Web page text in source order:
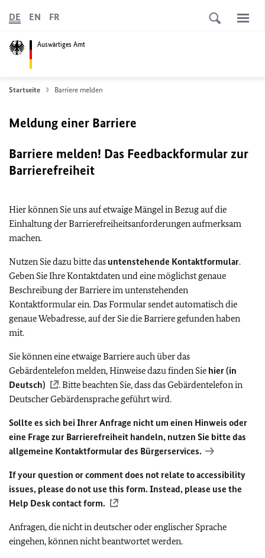
Auswärtiges Amt
DE EN FR
Startseite Barriere melden
Meldung einer Barriere
Barriere melden! Das Feedbackformular zur
Barrierefreiheit
Hier können Sie uns auf etwaige Mängel in Bezug auf die
Einhaltung der Barrierefreiheitsanforderungen aufmerksam
machen.
Nutzen Sie dazu bitte das untenstehende Kontaktformular.
Geben Sie Ihre Kontaktdaten und eine möglichst genaue
Beschreibung der Barriere im untenstehenden
Kontaktformular ein. Das Formular sendet automatisch die
genaue Webadresse, auf der Sie die Barriere gefunden haben
mit.
Sie können eine etwaige Barriere auch über das
Gebärdentelefon melden, Hinweise dazu finden Sie hier (in
Deutsch)
. Bitte beachten Sie, dass das Gebärdentelefon in
Deutscher Gebärdensprache geführt wird.
Sollte es sich bei Ihrer Anfrage nicht um einen Hinweis oder
eine Frage zur Barrierefreiheit handeln, nutzen Sie bitte das
allgemeine Kontaktformular des Bürgerservices.
If your question or comment does not relate to accessibility
issues, please do not use this form. Instead, please use the
Help Desk contact form.
Anfragen, die nicht in deutscher oder englischer Sprache
eingehen, können nicht beantwortet werden.